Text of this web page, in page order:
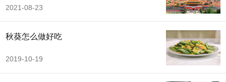
2021-08-23
秋葵怎么做好吃
2019-10-19